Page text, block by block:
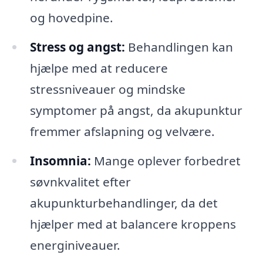
og hovedpine.
Stress og angst: Behandlingen kan
hjælpe med at reducere
stressniveauer og mindske
symptomer på angst, da akupunktur
fremmer afslapning og velvære.
Insomnia: Mange oplever forbedret
søvnkvalitet efter
akupunkturbehandlinger, da det
hjælper med at balancere kroppens
energiniveauer.